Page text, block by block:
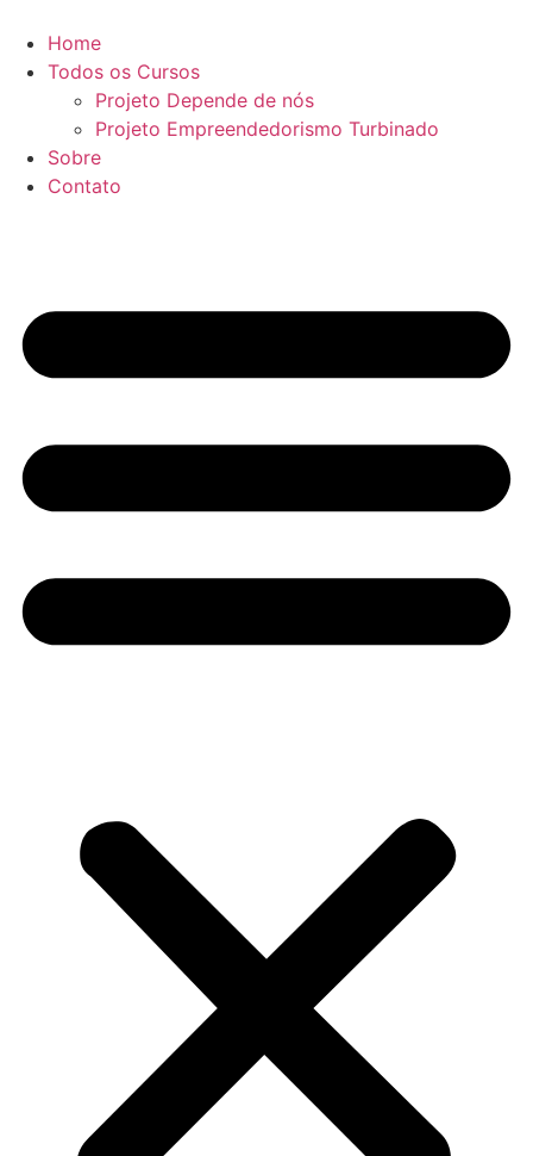
para
conteúdo
Home
Todos os Cursos
Projeto Depende de nós
Projeto Empreendedorismo Turbinado
Sobre
Contato